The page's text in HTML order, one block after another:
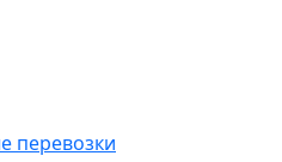
перевозки